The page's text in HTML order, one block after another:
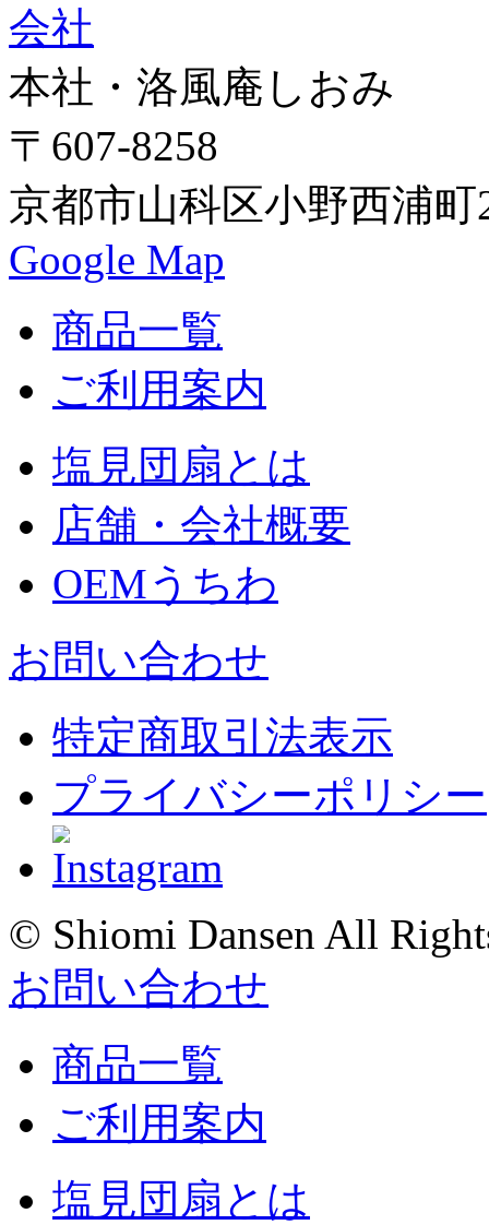
本社・洛風庵しおみ
〒607-8258
京都市山科区小野西浦町
Google Map
商品一覧
ご利用案内
塩見団扇とは
店舗・会社概要
OEMうちわ
お問い合わせ
特定商取引法表示
プライバシーポリシー
© Shiomi Dansen All
お問い合わせ
商品一覧
ご利用案内
塩見団扇とは